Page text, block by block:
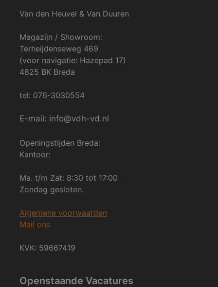
Van den Heuvel & Van Duuren
Magazijn / Showroom:
Terheijdenseweg 469
(voor navigatie: Hazepad 17)
4825 BK Breda
tel: 076-3030554
E-mail: info@vdh-vd.nl
Openingstijden Breda:
Kantoor:
Ma. t/m Zat: 8:30 tot 17:00
Zondag gesloten.
Algemene voorwaarden
Mail ons
KVK: 59667419
Openstaande Vacatures